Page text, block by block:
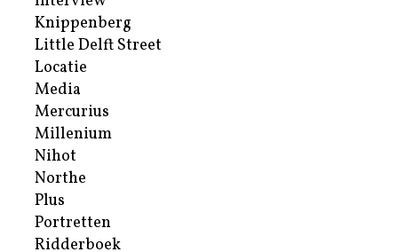
Knippenberg
Little Delft Street
Locatie
Media
Mercurius
Millenium
Nihot
Northe
Plus
Portretten
Ridderboek